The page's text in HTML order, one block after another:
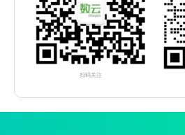
扫码关注